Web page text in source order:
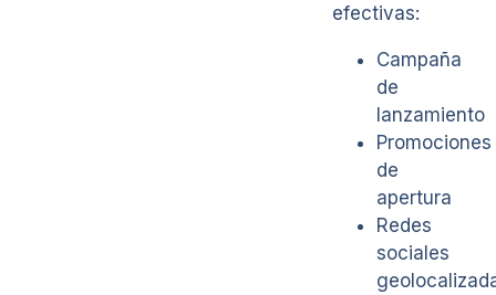
efectivas:
Campaña
de
lanzamiento
Promociones
de
apertura
Redes
sociales